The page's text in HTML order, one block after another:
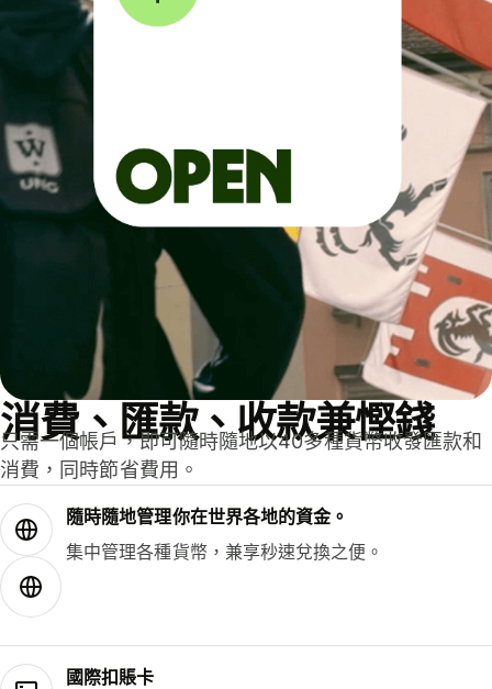
消費、匯款、收款兼慳錢
只需一個帳戶，即可隨時隨地以40多種貨幣收發匯款和
消費，同時節省費用。
隨時隨地管理你在世界各地的資金。
集中管理各種貨幣，兼享秒速兌換之便。
國際扣賬卡